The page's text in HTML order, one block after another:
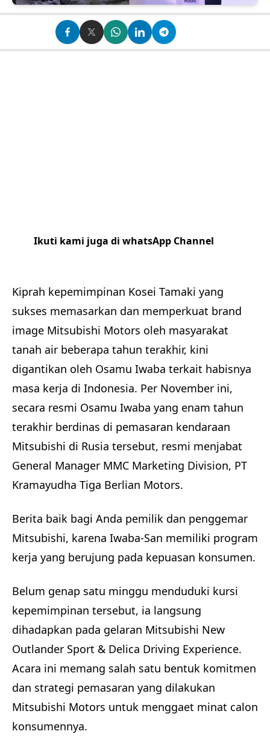
Ikuti kami juga di whatsApp Channel
Kiprah kepemimpinan Kosei Tamaki yang
sukses memasarkan dan memperkuat brand
image Mitsubishi Motors oleh masyarakat
tanah air beberapa tahun terakhir, kini
digantikan oleh Osamu Iwaba terkait habisnya
masa kerja di Indonesia. Per November ini,
secara resmi Osamu Iwaba yang enam tahun
terakhir berdinas di pemasaran kendaraan
Mitsubishi di Rusia tersebut, resmi menjabat
General Manager MMC Marketing Division, PT
Kramayudha Tiga Berlian Motors.
Berita baik bagi Anda pemilik dan penggemar
Mitsubishi, karena Iwaba-San memiliki program
kerja yang berujung pada kepuasan konsumen.
Belum genap satu minggu menduduki kursi
kepemimpinan tersebut, ia langsung
dihadapkan pada gelaran Mitsubishi New
Outlander Sport & Delica Driving Experience.
Acara ini memang salah satu bentuk komitmen
dan strategi pemasaran yang dilakukan
Mitsubishi Motors untuk menggaet minat calon
konsumennya.